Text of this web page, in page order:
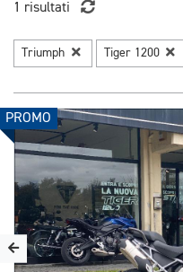
1 risultati
Triumph Tiger 1200
PROMO